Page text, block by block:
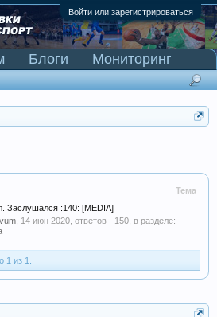
Войти или зарегистрироваться
Тема
Заслушался :140: [MEDIA]
14 июн 2020 , ответов - 150, в разделе:
1 из 1.
Блоги
Мониторинг